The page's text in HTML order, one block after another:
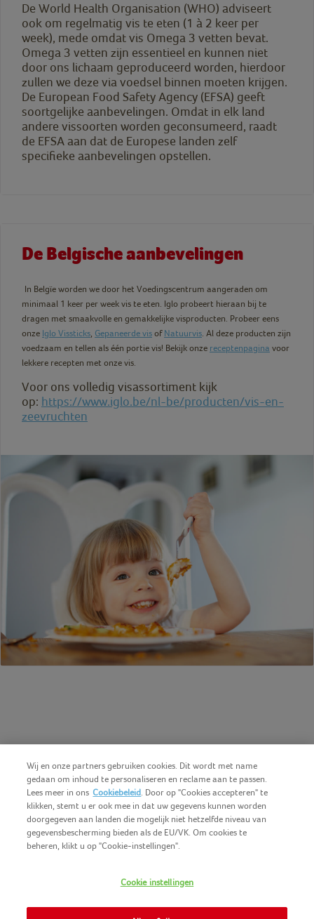
De World Health Organisation (WHO) adviseert
ook om regelmatig vis te eten (1 à 2 keer per
week), mede omdat vis Omega 3 vetten bevat.
Omega 3 vetten zijn essentieel en kunnen niet
door ons lichaam geproduceerd worden, hierdoor
zullen we deze via voedsel binnen moeten krijgen.
De European Food Safety Agency (EFSA) geeft
soortgelijke aanbevelingen. Omdat in elk land
andere vissoorten worden geconsumeerd, raadt
de EFSA aan dat de Europese landen zelf
specifieke aanbevelingen opstellen.
De Belgische aanbevelingen
In Belgïe worden we door het Voedingscentrum aangeraden om
minimaal 1 keer per week vis te eten. Iglo probeert hieraan bij te
dragen met smaakvolle en gemakkelijke visproducten. Probeer eens
onze Iglo Vissticks, Gepaneerde vis of Natuurvis. Al deze producten zijn
voedzaam en tellen als één portie vis! Bekijk onze receptenpagina voor
lekkere recepten met onze vis.
Voor ons volledig visassortiment kijk
op: https://www.iglo.be/nl-be/producten/vis-en-
zeevruchten
COPYRIGHT IGLO 2025
CONTACTEER ONS
Wij en onze partners gebruiken cookies. Dit wordt met name
gedaan om inhoud te personaliseren en reclame aan te passen.
Lees meer in ons Cookiebeleid. Door op "Cookies accepteren" te
klikken, stemt u er ook mee in dat uw gegevens kunnen worden
doorgegeven aan landen die mogelijk niet hetzelfde niveau van
gegevensbescherming bieden als de EU/VK. Om cookies te
beheren, klikt u op "Cookie-instellingen".
Cookie instellingen